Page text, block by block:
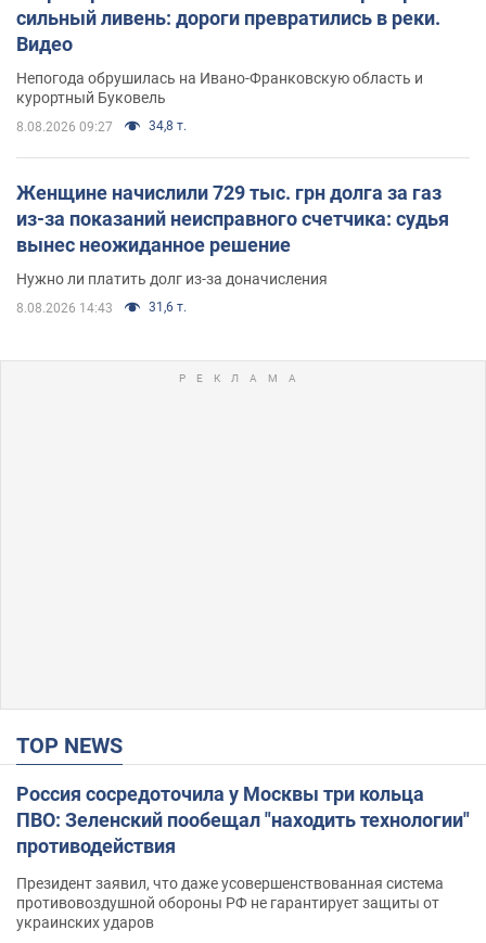
сильный ливень: дороги превратились в реки.
Видео
Непогода обрушилась на Ивано-Франковскую область и
курортный Буковель
8.08.2026 09:27 34,8 т.
Женщине начислили 729 тыс. грн долга за газ
из-за показаний неисправного счетчика: судья
вынес неожиданное решение
Нужно ли платить долг из-за доначисления
8.08.2026 14:43 31,6 т.
TOP NEWS
Россия сосредоточила у Москвы три кольца
ПВО: Зеленский пообещал "находить технологии"
противодействия
Президент заявил, что даже усовершенствованная система
противовоздушной обороны РФ не гарантирует защиты от
украинских ударов